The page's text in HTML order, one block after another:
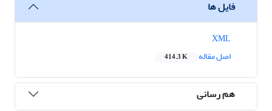
فایل ها
اصل مقاله
414.3 K
هم رسانی